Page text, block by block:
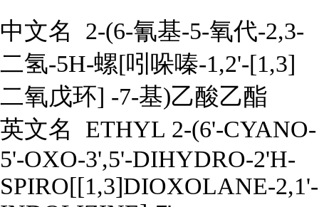
中文名
2-(6-氰基-5-氧代-2,3-
二氢-5H-螺[吲哚嗪-1,2'-[1,3]
二氧戊环] -7-基)乙酸乙酯
英文名 ETHYL 2-(6'-CYANO-
5'-OXO-3',5'-DIHYDRO-2'H-
SPIRO[[1,3]DIOXOLANE-2,1'-